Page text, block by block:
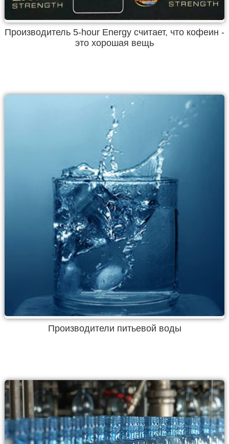
Производитель 5-hour Energy считает, что кофеин -
это хорошая вещь
Производители питьевой воды